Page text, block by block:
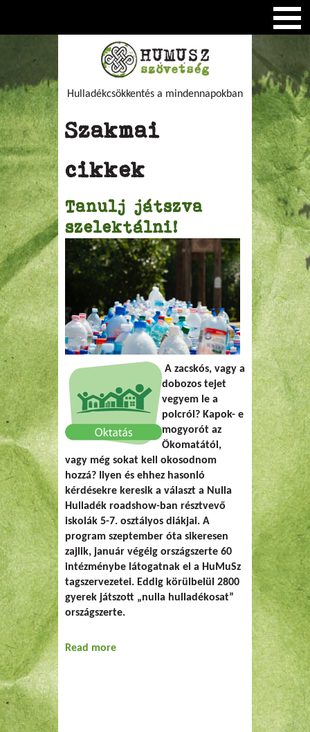
Hulladékcsökkentés a mindennapokban
Szakmai
cikkek
Tanulj játszva
szelektálni!
A zacskós, vagy a
dobozos tejet
vegyem le a
polcról? Kapok- e
mogyorót az
Ökomatától,
vagy még sokat kell okosodnom
hozzá? Ilyen és ehhez hasonló
kérdésekre keresik a választ a Nulla
Hulladék roadshow-ban résztvevő
iskolák 5-7. osztályos diákjai. A
program szeptember óta sikeresen
zajlik, január végéig országszerte 60
intézménybe látogatnak el a HuMuSz
tagszervezetei. Eddig körülbelül 2800
gyerek játszott „nulla hulladékosat”
országszerte.
Read more about Tanulj játszva szelektálni!